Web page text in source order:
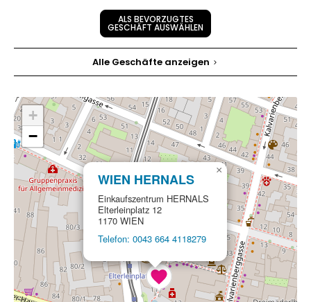
Alle Geschäfte anzeigen
ALS BEVORZUGTES
GESCHÄFT AUSWÄHLEN
WIEN HERNALS
Einkaufszentrum HERNALS
Elterleinplatz 12
1170 WIEN
Telefon: 0043 664 4118279
×
+
−